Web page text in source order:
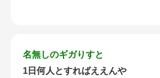
名無しのギガりすと
1日何人とすればええんや